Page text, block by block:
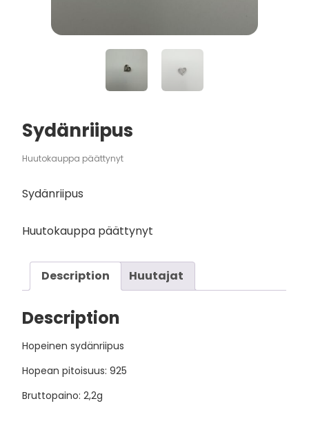
Sydänriipus
Huutokauppa päättynyt
Sydänriipus
Huutokauppa päättynyt
Description Huutajat
Description
Hopeinen sydänriipus
Hopean pitoisuus: 925
Bruttopaino: 2,2g